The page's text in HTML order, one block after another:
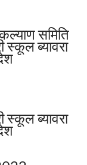
कल्याण समिति
ब्यावरा
ब्यावरा